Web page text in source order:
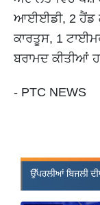
ਆਈਈਡੀ, 2 ਹੈਂਡ
ਕਾਰਤੂਸ, 1
ਬਰਾਮਦ ਕੀਤੀਆਂ
- PTC NEWS